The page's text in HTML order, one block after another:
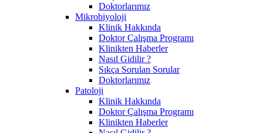
Doktorlarımız
Mikrobiyoloji
Klinik Hakkında
Doktor Çalışma Programı
Klinikten Haberler
Nasıl Gidilir ?
Sıkça Sorulan Sorular
Doktorlarımız
Patoloji
Klinik Hakkında
Doktor Çalışma Programı
Klinikten Haberler